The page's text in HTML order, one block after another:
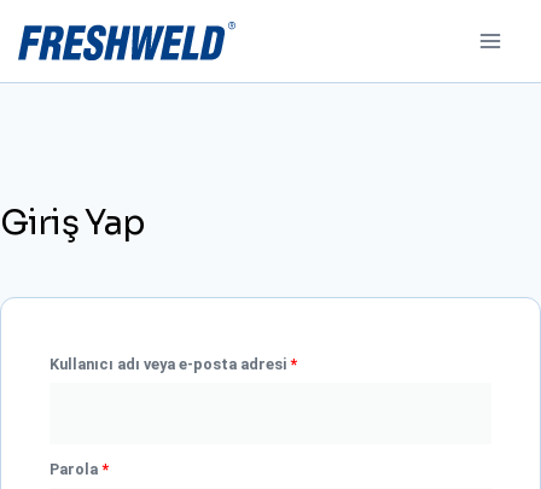
Giriş Yap
Kullanıcı adı veya e-posta adresi *
Parola *